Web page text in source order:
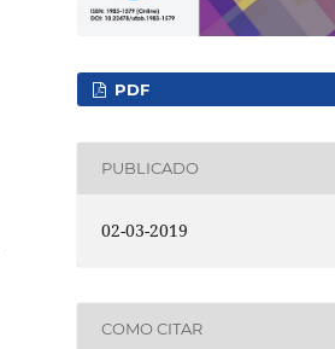
PDF
PUBLICADO
02-03-2019
COMO CITAR